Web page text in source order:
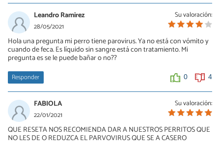
31/08/2021
hola esa pastilla la compro cn ese nombre o tiene otro generico
por favor necesito curar a mi perrito
0
Su valoración:
Leandro Ramirez
28/05/2021
Hola una pregunta mi perro tiene parovirus. Ya no está con vómito y
cuando de feca. Es líquido sin sangre está con tratamiento. Mi
pregunta es se le puede bañar o no??
Responder 0 4
Su valoración:
FABIOLA
22/01/2021
QUE RESETA NOS RECOMIENDA DAR A NUESTROS PERRITOS QUE
NO LES DE O REDUZCA EL PARVOVIRUS QUE SE A CASERO